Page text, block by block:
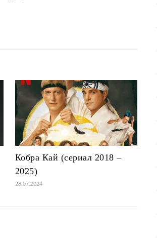
Кобра Кай (сериал 2018 –
2025)
28.07.2024